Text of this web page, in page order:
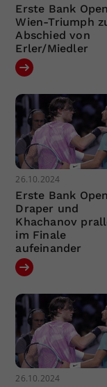
Erste Bank
Wien-Triumph
Abschied von
Erler/Miedler
26.10.2024
Erste Bank
Draper und
Khachanov
im Finale
aufeinander
26.10.2024